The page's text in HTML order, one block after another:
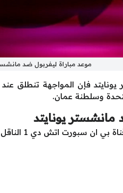
موعد مباراة ليفربول ضد
فإن المواجهة تنطلق
وسلطنة عمان.
مانشستر يونايتد
لمباريات البريميرليج في الشرق الاوسط.